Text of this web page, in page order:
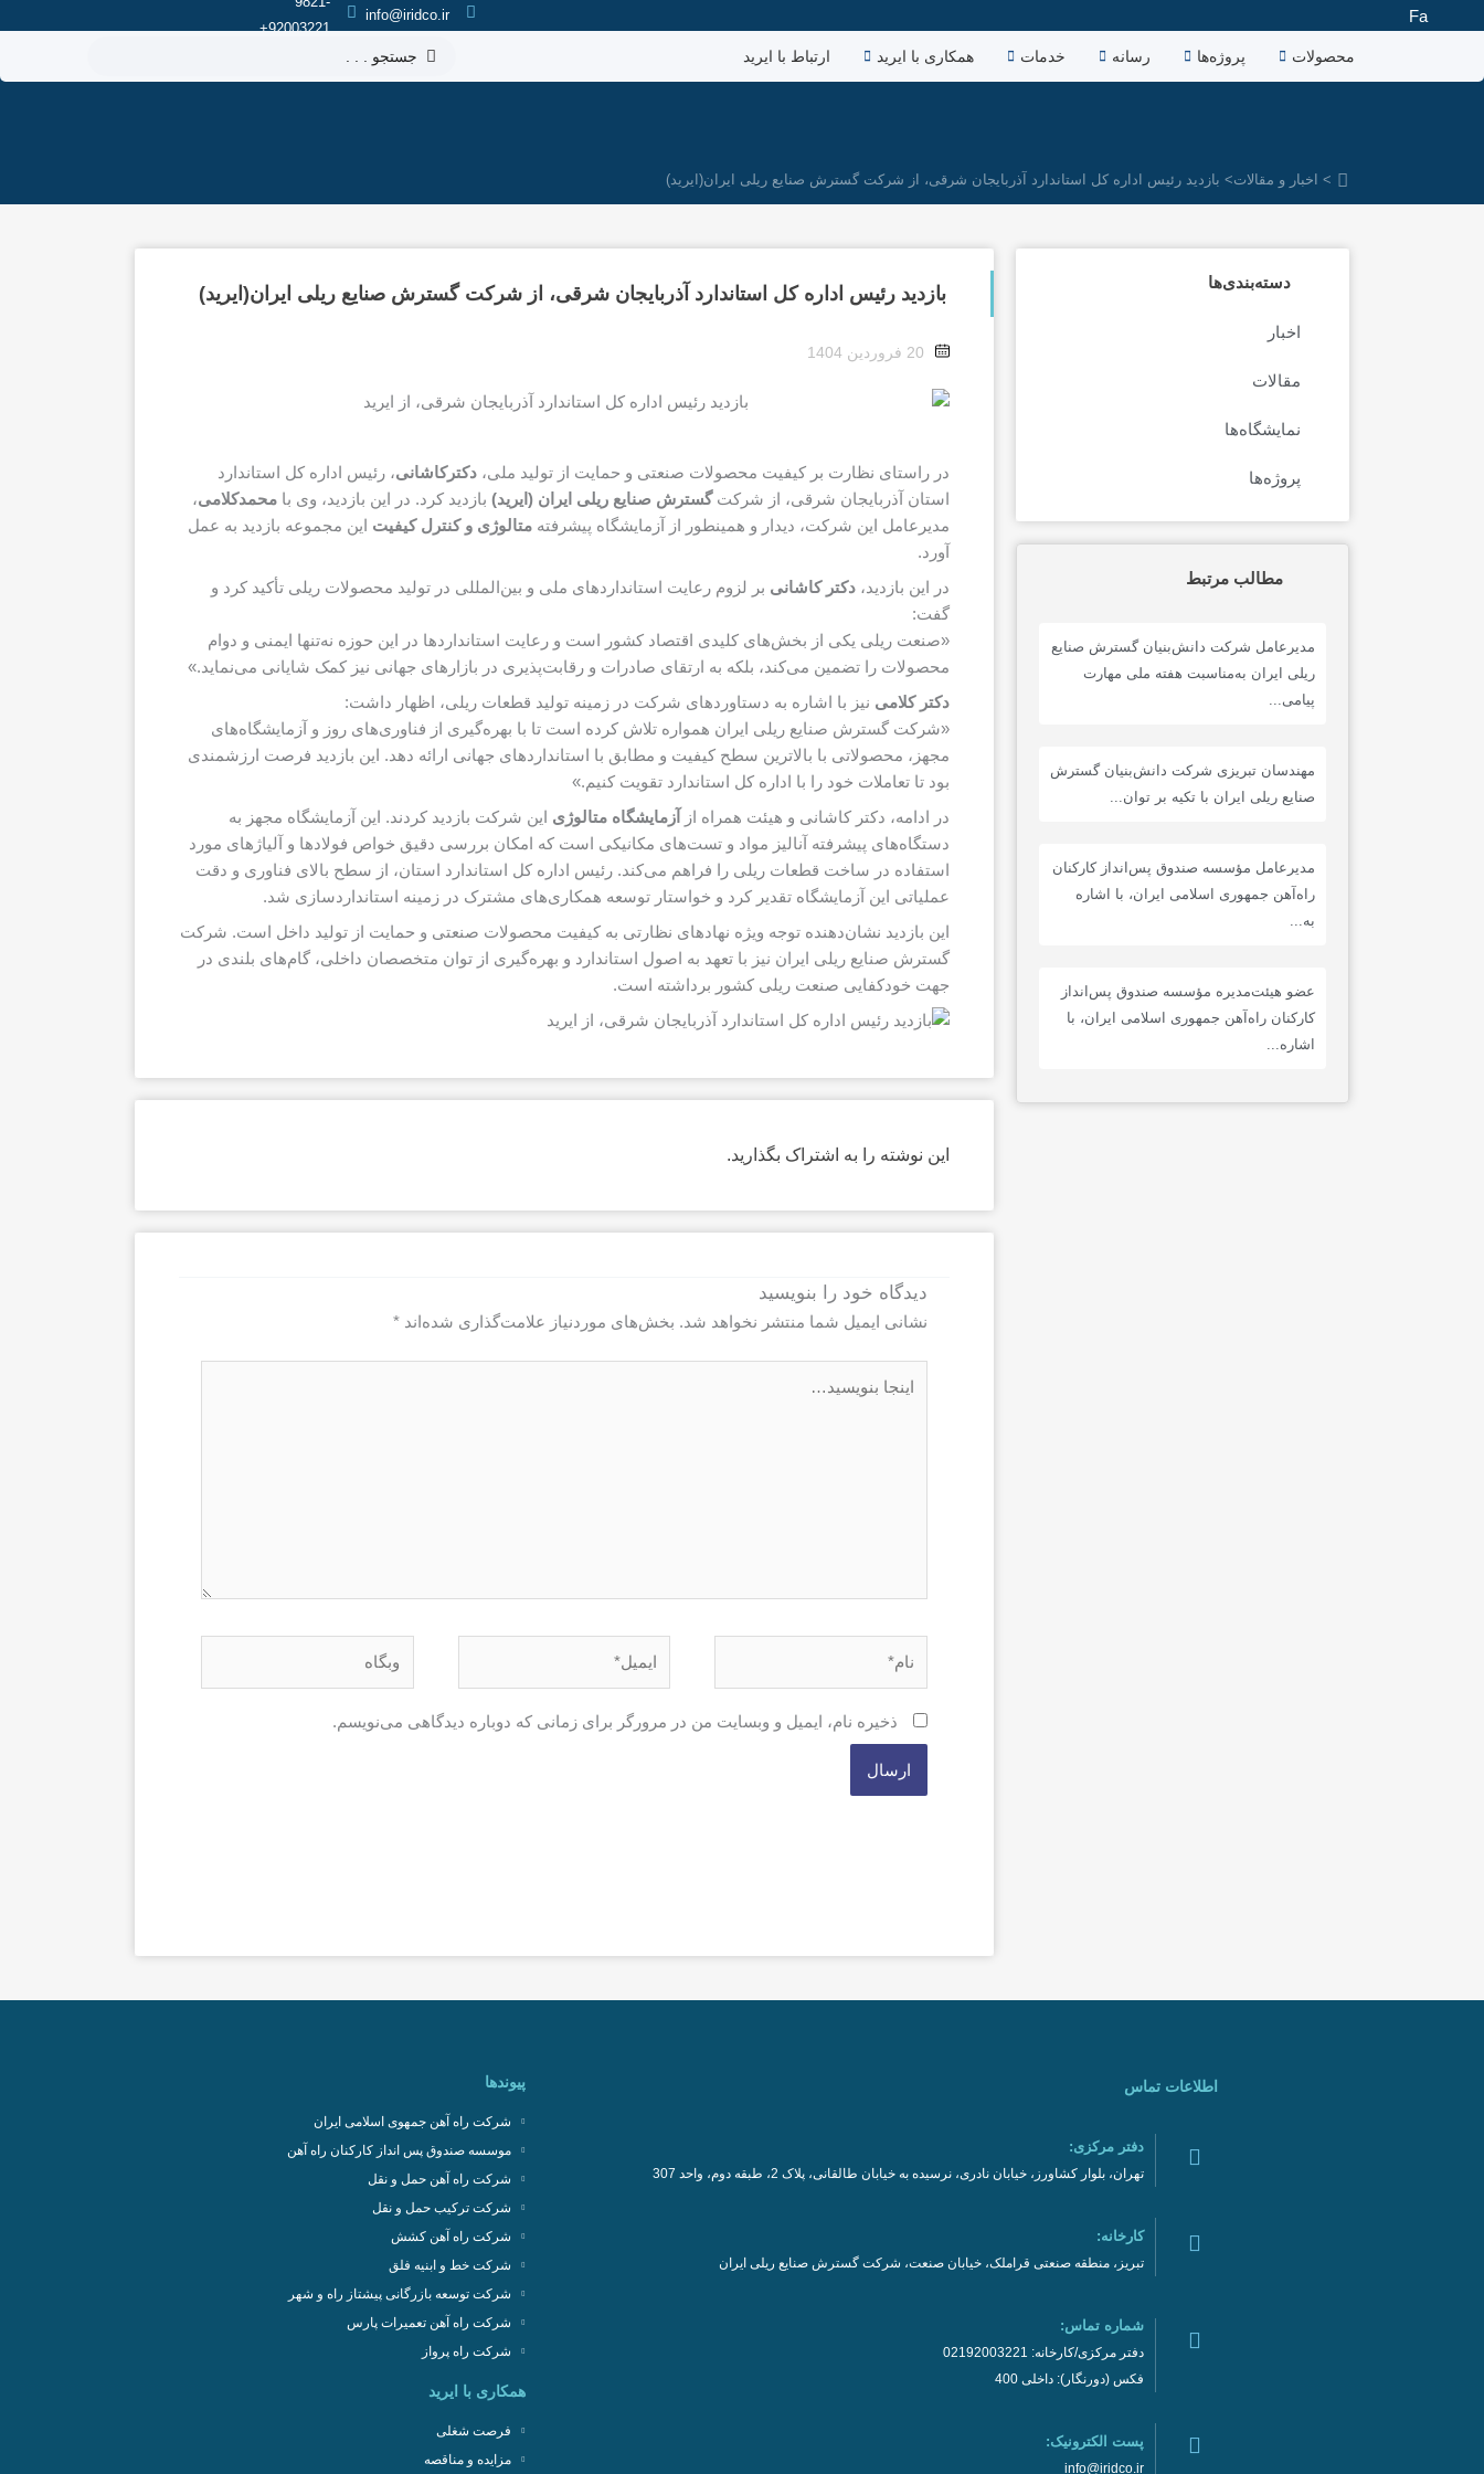
Fa
info@iridco.ir
92003221+
محصولات پروژه‌ها رسانه خدمات همکاری با ایرید ارتباط با ایرید
جستجو
> اخبار و مقالات> بازدید رئیس اداره کل استاندارد آذربایجان شرقی، از شرکت گسترش صنایع ریلی ایران(ایرید)
دسته‌بندی‌ها
اخبار
مقالات
نمایشگاه‌ها
پروژه‌ها
مطالب مرتبط
مدیرعامل شرکت دانش‌بنیان گسترش صنایع
ریلی ایران به‌مناسبت هفته ملی مهارت
پیامی...
مهندسان تبریزی شرکت دانش‌بنیان گسترش
صنایع ریلی ایران با تکیه بر توان...
مدیرعامل مؤسسه صندوق پس‌انداز کارکنان
راه‌آهن جمهوری اسلامی ایران، با اشاره
به...
عضو هیئت‌مدیره مؤسسه صندوق پس‌انداز
کارکنان راه‌آهن جمهوری اسلامی ایران، با
اشاره...
بازدید رئیس اداره کل استاندارد آذربایجان شرقی، از شرکت گسترش صنایع ریلی ایران(ایرید)
20 فروردین 1404
در راستای نظارت بر کیفیت محصولات صنعتی و حمایت از تولید ملی، دکترکاشانی، رئیس اداره کل استاندارد
استان آذربایجان شرقی، از شرکتگسترش صنایع ریلی ایران (ایرید) بازدید کرد. در این بازدید، وی با محمدکلامی،
مدیرعامل این شرکت، دیدار و همینطور از آزمایشگاه پیشرفته متالوژی و کنترل کیفیت این مجموعه بازدید به عمل
آورد.
در این بازدید، دکتر کاشانی بر لزوم رعایت استانداردهای ملی و بین‌المللی در تولید محصولات ریلی تأکید کرد و
گفت:
«صنعت ریلی یکی از بخش‌های کلیدی اقتصاد کشور است و رعایت استانداردها در این حوزه نه‌تنها ایمنی و دوام
محصولات را تضمین می‌کند، بلکه به ارتقای صادرات و رقابت‌پذیری در بازارهای جهانی نیز کمک شایانی می‌نماید.»
دکتر کلامی نیز با اشاره به دستاوردهای شرکت در زمینه تولید قطعات ریلی، اظهار داشت:
«شرکت گسترش صنایع ریلی ایران همواره تلاش کرده است تا با بهره‌گیری از فناوری‌های روز و آزمایشگاه‌های
مجهز، محصولاتی با بالاترین سطح کیفیت و مطابق با استانداردهای جهانی ارائه دهد. این بازدید فرصت ارزشمندی
بود تا تعاملات خود را با اداره کل استاندارد تقویت کنیم.»
در ادامه، دکتر کاشانی و هیئت همراه از
آزمایشگاه متالوژی این شرکت بازدید کردند. این آزمایشگاه مجهز به
دستگاه‌های پیشرفته آنالیز مواد و تست‌های مکانیکی است که امکان بررسی دقیق خواص فولادها و آلیاژهای مورد
استفاده در ساخت قطعات ریلی را فراهم می‌کند. رئیس اداره کل استاندارد استان، از سطح بالای فناوری و دقت
عملیاتی این آزمایشگاه تقدیر کرد و خواستار توسعه همکاری‌های مشترک در زمینه استانداردسازی شد.
این بازدید نشان‌دهنده توجه ویژه نهادهای نظارتی به کیفیت محصولات صنعتی و حمایت از تولید داخل است. شرکت
گسترش صنایع ریلی ایران نیز با تعهد به اصول استاندارد و بهره‌گیری از توان متخصصان داخلی، گام‌های بلندی در
جهت خودکفایی صنعت ریلی کشور برداشته است.
این نوشته را به اشتراک بگذارید.
دیدگاه‌ خود را بنویسید
نشانی ایمیل شما منتشر نخواهد شد. بخش‌های موردنیاز علامت‌گذاری شده‌اند *
بنویسید…
ذخیره نام، ایمیل و وبسایت من در مرورگر برای زمانی که دوباره دیدگاهی می‌نویسم.
اطلاعات تماس
دفتر مرکزی:
تهران، بلوار کشاورز، خیابان نادری، نرسیده به خیابان طالقانی، پلاک 2، طبقه دوم، واحد 307
کارخانه:
تبریز، منطقه صنعتی قراملک، خیابان صنعت، شرکت گسترش صنایع ریلی ایران
شماره تماس:
دفتر مرکزی/کارخانه: 02192003221
فکس (دورنگار): داخلی 400
پست الکترونیک:
info@iridco.ir
پیوندها
شرکت راه آهن جمهوی اسلامی ایران
موسسه صندوق پس انداز کارکنان راه آهن
شرکت راه آهن حمل و نقل
شرکت ترکیب حمل و نقل
شرکت راه آهن کشش
شرکت خط و ابنیه فلق
شرکت توسعه بازرگانی پیشتاز راه و شهر
شرکت راه آهن تعمیرات پارس
شرکت راه پرواز
همکاری با ایرید
فرصت شغلی
مزایده و مناقصه